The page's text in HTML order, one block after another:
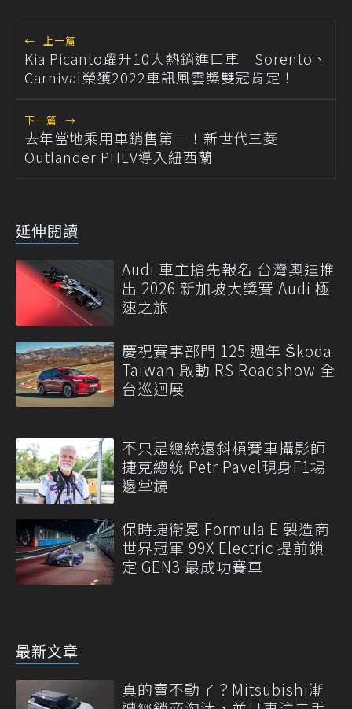
← 上一篇
Kia Picanto躍升10大熱銷進口車 Sorento、
Carnival榮獲2022車訊風雲獎雙冠肯定！
下一篇 →
去年當地乘用車銷售第一！新世代三菱
Outlander PHEV導入紐西蘭
延伸閱讀
Audi 車主搶先報名 台灣奧迪推
出 2026 新加坡大獎賽 Audi 極
速之旅
慶祝賽事部門 125 週年 Škoda
Taiwan 啟動 RS Roadshow 全
台巡迴展
不只是總統還斜槓賽車攝影師
捷克總統 Petr Pavel現身F1場
邊掌鏡
保時捷衛冕 Formula E 製造商
世界冠軍 99X Electric 提前鎖
定 GEN3 最成功賽車
最新文章
真的賣不動了？Mitsubishi漸